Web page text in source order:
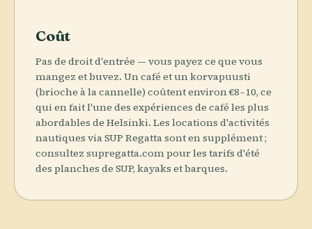
Coût
Pas de droit d'entrée — vous payez ce que vous
mangez et buvez. Un café et un korvapuusti
(brioche à la cannelle) coûtent environ €8–10, ce
qui en fait l'une des expériences de café les plus
abordables de Helsinki. Les locations d'activités
nautiques via SUP Regatta sont en supplément ;
consultez supregatta.com pour les tarifs d'été
des planches de SUP, kayaks et barques.